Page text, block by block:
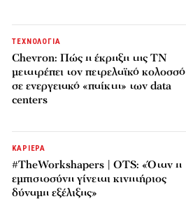
ΤΕΧΝΟΛΟΓΙΑ
Chevron: Πώς η έκρηξη της ΤΝ
μετατρέπει τον πετρελαϊκό κολοσσό
σε ενεργειακό «παίκτη» των data
centers
ΚΑΡΙΕΡΑ
#TheWorkshapers | OTS: «Όταν η
εμπιστοσύνη γίνεται κινητήριος
δύναμη εξέλιξης»